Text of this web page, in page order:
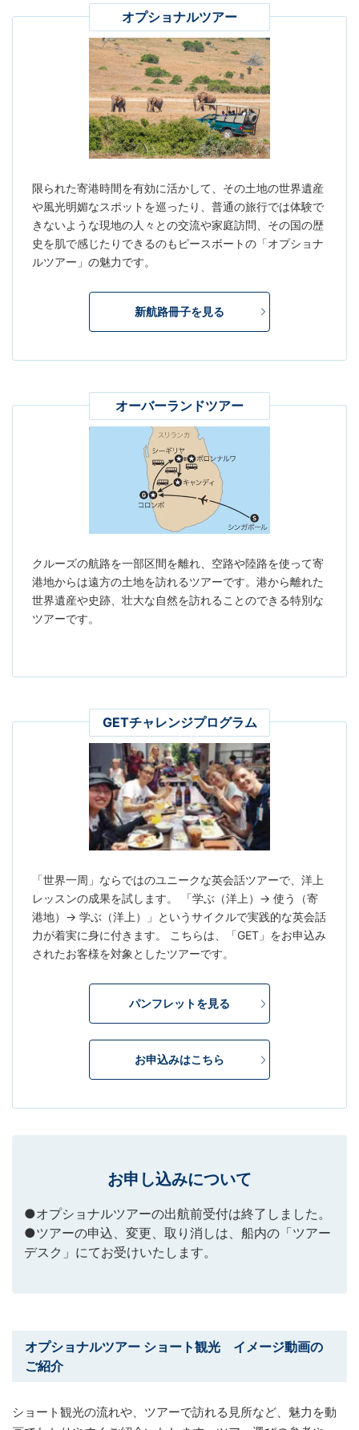
オプショナルツアー
限られた寄港時間を有効に活かして、その土地の世界遺産
や風光明媚なスポットを巡ったり、普通の旅行では体験で
きないような現地の人々との交流や家庭訪問、その国の歴
史を肌で感じたりできるのもピースボートの「オプショナ
ルツアー」の魅力です。
新航路冊子を見る
オーバーランドツアー
クルーズの航路を一部区間を離れ、空路や陸路を使って寄
港地からは遠方の土地を訪れるツアーです。港から離れた
世界遺産や史跡、壮大な自然を訪れることのできる特別な
ツアーです。
GETチャレンジプログラム
「世界一周」ならではのユニークな英会話ツアーで、洋上
レッスンの成果を試します。 「学ぶ（洋上）→ 使う（寄
港地）→ 学ぶ（洋上）」というサイクルで実践的な英会話
力が着実に身に付きます。 こちらは、「GET」をお申込み
されたお客様を対象としたツアーです。
パンフレットを見る
お申込みはこちら
お申し込みについて
●オプショナルツアーの出航前受付は終了しました。
●ツアーの申込、変更、取り消しは、船内の「ツアー
デスク」にてお受けいたします。
オプショナルツアー ショート観光 イメージ動画の
ご紹介
ショート観光の流れや、ツアーで訪れる見所など、魅力を動